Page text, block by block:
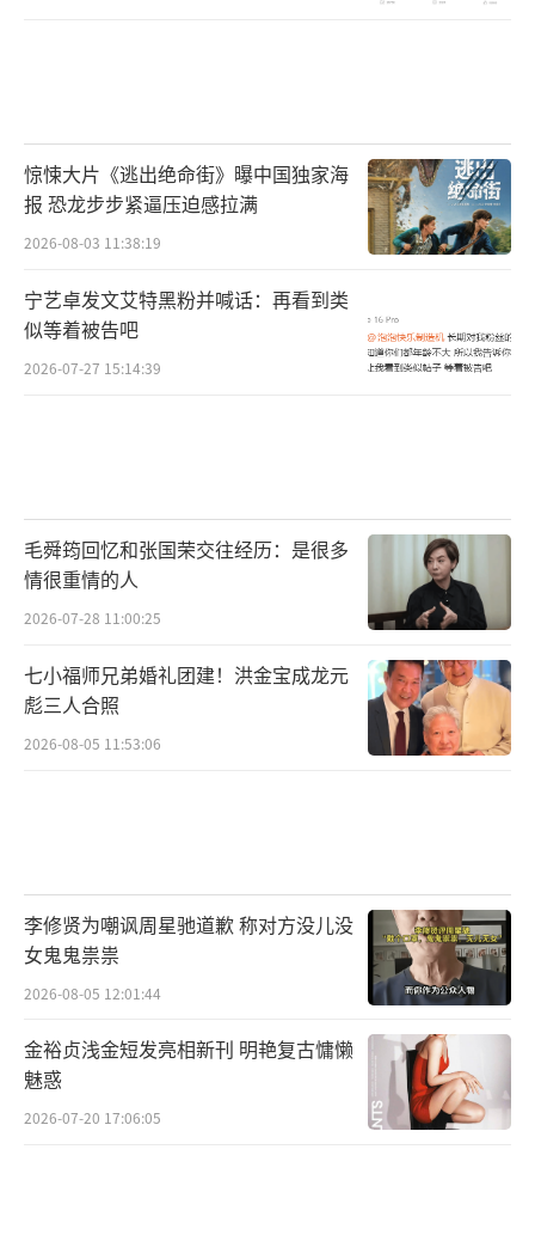
惊悚大片《逃出绝命街》曝中国独家海
报 恐龙步步紧逼压迫感拉满
2026-08-03 11:38:19
宁艺卓发文艾特黑粉并喊话：再看到类
似等着被告吧
2026-07-27 15:14:39
毛舜筠回忆和张国荣交往经历：是很多
情很重情的人
2026-07-28 11:00:25
七小福师兄弟婚礼团建！洪金宝成龙元
彪三人合照
2026-08-05 11:53:06
李修贤为嘲讽周星驰道歉 称对方没儿没
女鬼鬼祟祟
2026-08-05 12:01:44
金裕贞浅金短发亮相新刊 明艳复古慵懒
魅惑
2026-07-20 17:06:05